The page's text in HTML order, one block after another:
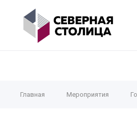
Главная Мероприятия